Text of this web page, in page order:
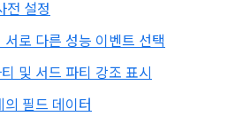
전 설정
로 다른 성능 이벤트 선택
및 서드 파티 강조 표시
필드 데이터